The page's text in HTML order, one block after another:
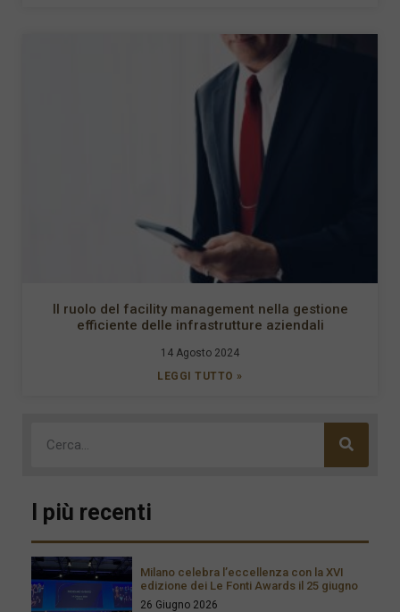
Il ruolo del facility management nella gestione
efficiente delle infrastrutture aziendali
14 Agosto 2024
LEGGI TUTTO »
I più recenti
Milano celebra l’eccellenza con la XVI
edizione dei Le Fonti Awards il 25 giugno
26 Giugno 2026